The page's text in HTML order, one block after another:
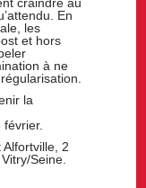
craindre au
En
les
et hors
à ne
la
février.
2
Seine.